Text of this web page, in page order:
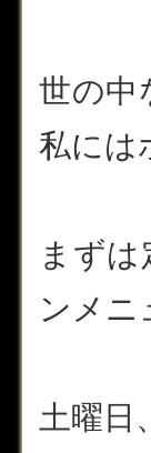
世の中
私には
まず
ンメニ
土曜日